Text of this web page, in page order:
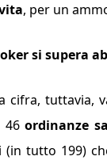
, per un
si supera
cifra, tuttavia,
46ordinanze
(in tutto 199)